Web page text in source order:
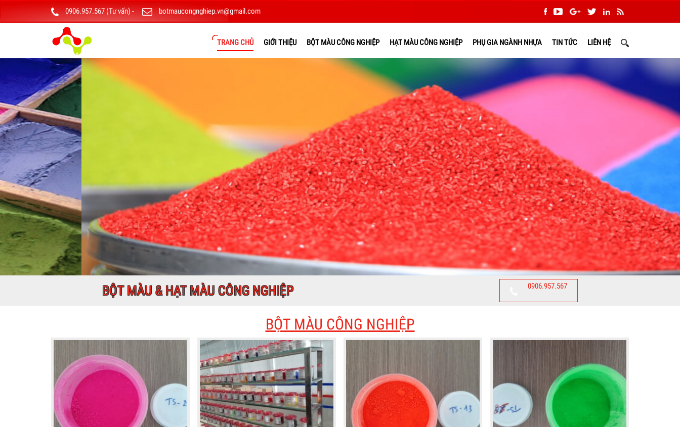
0906.957.567 (Tư vấn) - botmaucongnghiep.vn@gmail.com
TRANG CHỦ GIỚI THIỆU BỘT MÀU CÔNG NGHIỆP HẠT MÀU CÔNG NGHIỆP PHỤ GIA NGÀNH NHỰA TIN TỨC LIÊN HỆ
BỘT MÀU & HẠT MÀU CÔNG NGHIỆP 0906.957.567
BỘT MÀU CÔNG NGHIỆP